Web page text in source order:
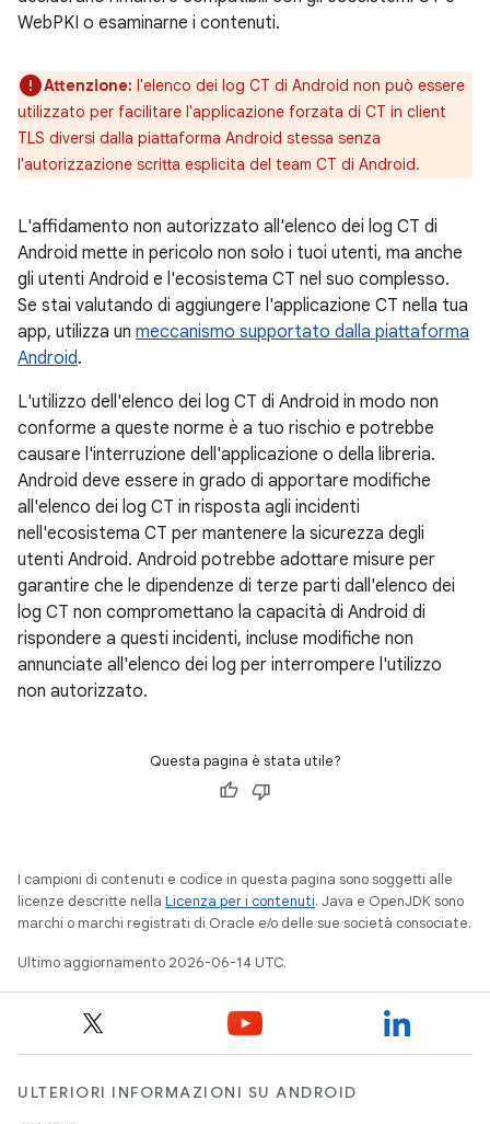
WebPKI o esaminarne i contenuti.
Attenzione: l'elenco dei log CT di Android non può essere
utilizzato per facilitare l'applicazione forzata di CT in client
TLS diversi dalla piattaforma Android stessa senza
l'autorizzazione scritta esplicita del team CT di Android.
L'affidamento non autorizzato all'elenco dei log CT di
Android mette in pericolo non solo i tuoi utenti, ma anche
gli utenti Android e l'ecosistema CT nel suo complesso.
Se stai valutando di aggiungere l'applicazione CT nella tua
app, utilizza un meccanismo supportato dalla piattaforma
Android.
L'utilizzo dell'elenco dei log CT di Android in modo non
conforme a queste norme è a tuo rischio e potrebbe
causare l'interruzione dell'applicazione o della libreria.
Android deve essere in grado di apportare modifiche
all'elenco dei log CT in risposta agli incidenti
nell'ecosistema CT per mantenere la sicurezza degli
utenti Android. Android potrebbe adottare misure per
garantire che le dipendenze di terze parti dall'elenco dei
log CT non compromettano la capacità di Android di
rispondere a questi incidenti, incluse modifiche non
annunciate all'elenco dei log per interrompere l'utilizzo
non autorizzato.
Questa pagina è stata utile?
I campioni di contenuti e codice in questa pagina sono soggetti alle
licenze descritte nella Licenza per i contenuti. Java e OpenJDK sono
marchi o marchi registrati di Oracle e/o delle sue società consociate.
Ultimo aggiornamento 2026-06-14 UTC.
ULTERIORI INFORMAZIONI SU ANDROID